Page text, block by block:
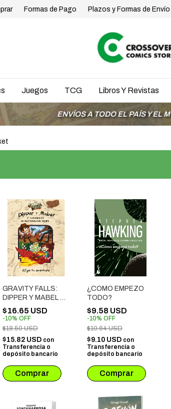
Formas de Pago Plazos y Formas de Envío
Juegos TCG Libros Y Revistas
ENVÍOS A TODO EL PAÍS Y EL MUNDO
GRAVITY FALLS:
DIPPER Y MABEL Y
LA MALDICION DE
LOS PIRATAS DEL
TIEMPO
$16.65 USD
-10% OFF
$18.50 USD
$15.82 USD con
Transferencia o
depósito bancario
¿COMO EMPEZO
TODO?
$9.58 USD
-10% OFF
$10.64 USD
$9.10 USD con
Transferencia o
depósito bancario